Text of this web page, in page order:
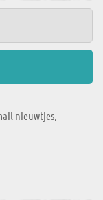
nieuwtjes,